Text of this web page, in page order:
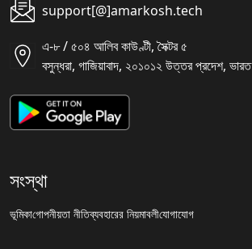
support[@]amarkosh.tech
এ-৮ / ৫০৪ আলিব কাউণ্টী, সৈক্টর ৫
বসুন্ধরা, গাজিয়াবাদ, ২০১০১২ উত্তর প্রদেশ, ভারত
সংস্থা
ভূমিকাগোপনীয়তা নীতিব্যবহারের নিয়মাবলীযোগাযোগ